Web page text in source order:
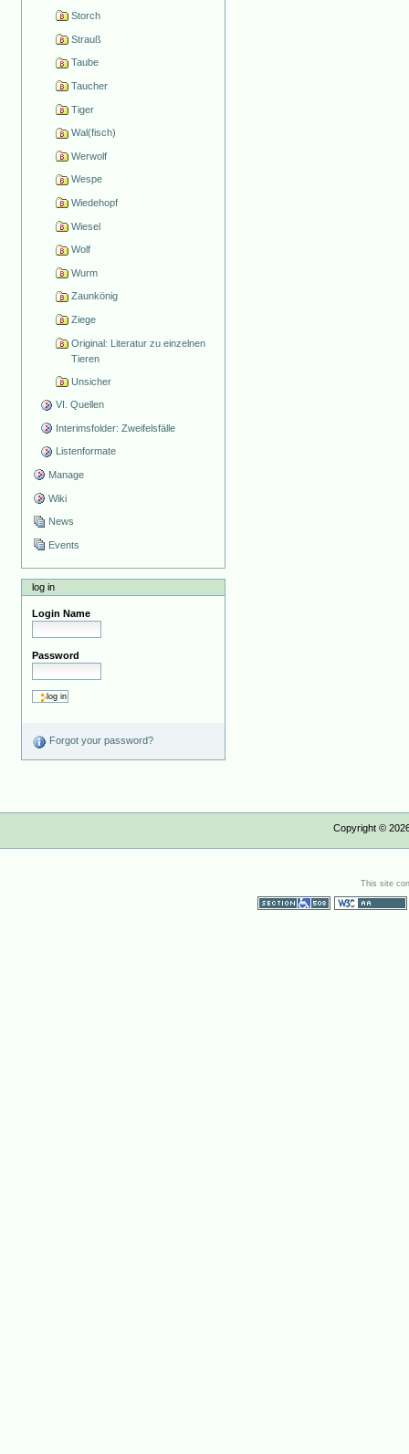
Storch
Strauß
Taube
Taucher
Tiger
Wal(fisch)
Werwolf
Wespe
Wiedehopf
Wiesel
Wolf
Wurm
Zaunkönig
Ziege
Original: Literatur zu einzelnen
Tieren
Unsicher
VI. Quellen
Interimsfolder: Zweifelsfälle
Listenformate
Manage
Wiki
News
Events
log in
Login Name
Password
Forgot your password?
Copyright ©
This site